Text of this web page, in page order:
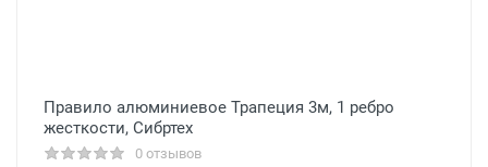
Правило алюминиевое Трапеция 3м, 1 ребро
жесткости, Сибртех
0 отзывов